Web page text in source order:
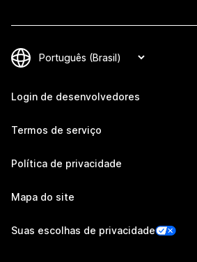
Login de desenvolvedores
Termos de serviço
Política de privacidade
Mapa do site
Suas escolhas de privacidade